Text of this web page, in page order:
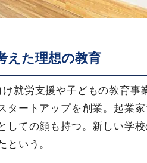
えた理想の教育
就労支援や子どもの教育事
タートアップを創業。起業
しての顔も持つ。新しい学
という。